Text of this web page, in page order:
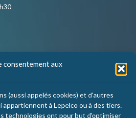
consentement aux
(aussi appelés cookies) et d’autres
appartiennent à Lepelco ou à des tiers.
technologies ont pour but d’optimiser
Qc